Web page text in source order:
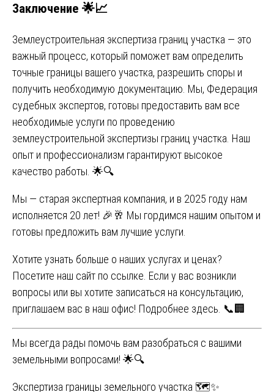
Заключение 🌟📈
Землеустроительная экспертиза границ участка — это
важный процесс, который поможет вам определить
точные границы вашего участка, разрешить споры и
получить необходимую документацию. Мы, Федерация
судебных экспертов, готовы предоставить вам все
необходимые услуги по проведению
землеустроительной экспертизы границ участка. Наш
опыт и профессионализм гарантируют высокое
качество работы. 🌟🔍
Мы — старая экспертная компания, и в 2025 году нам
исполняется 20 лет! 🎉🥂 Мы гордимся нашим опытом и
готовы предложить вам лучшие услуги.
Хотите узнать больше о наших услугах и ценах?
Посетите наш сайт по ссылке . Если у вас возникли
вопросы или вы хотите записаться на консультацию,
приглашаем вас в наш офис! Подробнее здесь . 📞🏢
Мы всегда рады помочь вам разобраться с вашими
земельными вопросами! 🌟🔍
Экспертиза границы земельного участка 🗺️✨